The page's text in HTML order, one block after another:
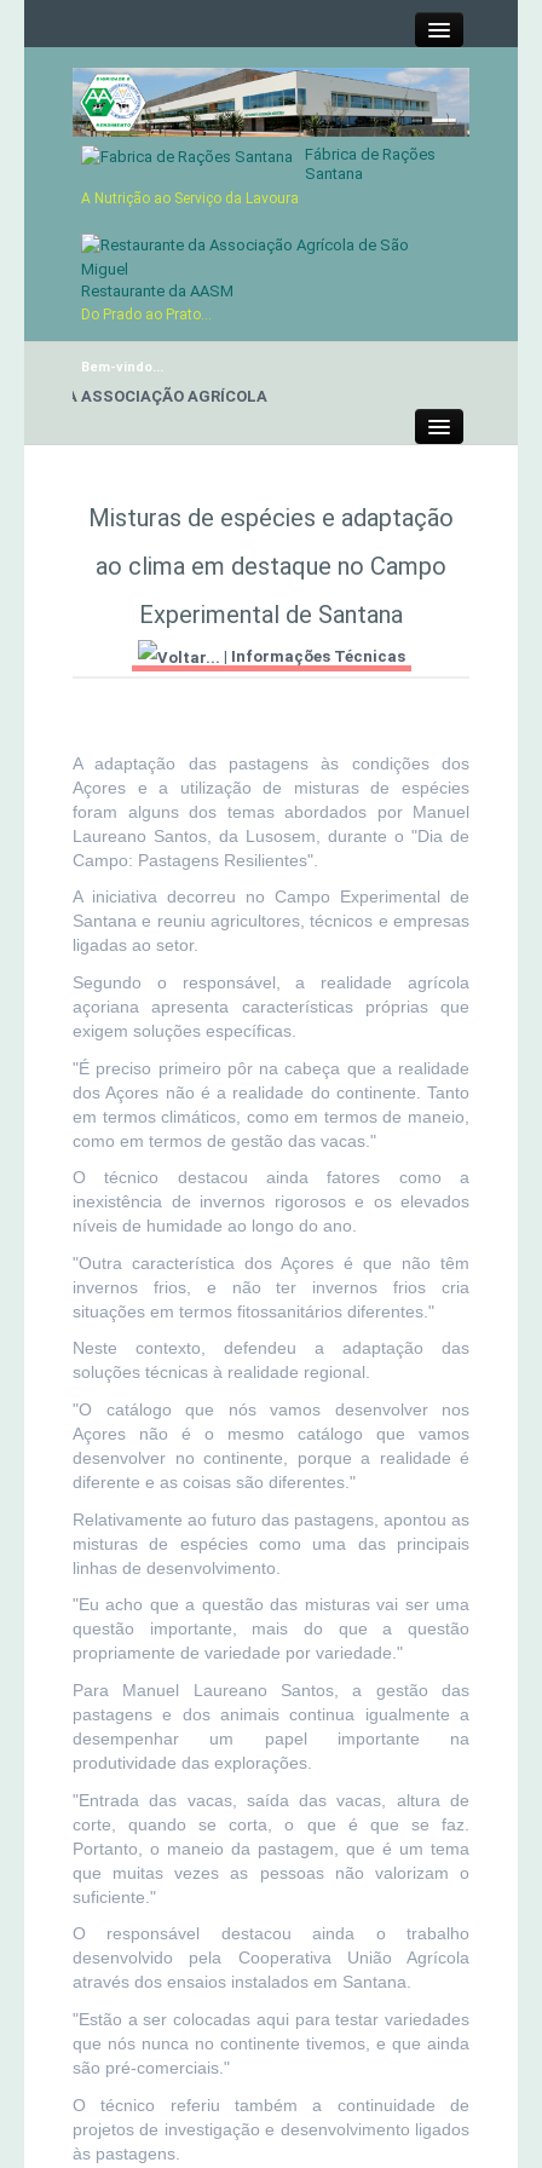
Contactos
Serviços
Concursos Micaelenses
Publicações AASM
Fábrica de Rações
Santana
A Nutrição ao Serviço da Lavoura
Restaurante da AASM
Do Prado ao Prato...
Bem-vindo...
DA ASSOCIAÇÃO AGRÍCOLA
MERCADO AGRÍCOLA DE SANTANA
Misturas de espécies e adaptação
ao clima em destaque no Campo
Experimental de Santana
| Informações Técnicas
A adaptação das pastagens às condições dos
Açores e a utilização de misturas de espécies
foram alguns dos temas abordados por Manuel
Laureano Santos, da Lusosem, durante o "Dia de
Campo: Pastagens Resilientes".
A iniciativa decorreu no Campo Experimental de
Santana e reuniu agricultores, técnicos e empresas
ligadas ao setor.
Segundo o responsável, a realidade agrícola
açoriana apresenta características próprias que
exigem soluções específicas.
"É preciso primeiro pôr na cabeça que a realidade
dos Açores não é a realidade do continente. Tanto
em termos climáticos, como em termos de maneio,
como em termos de gestão das vacas."
O técnico destacou ainda fatores como a
inexistência de invernos rigorosos e os elevados
níveis de humidade ao longo do ano.
"Outra característica dos Açores é que não têm
invernos frios, e não ter invernos frios cria
situações em termos fitossanitários diferentes."
Neste contexto, defendeu a adaptação das
soluções técnicas à realidade regional.
"O catálogo que nós vamos desenvolver nos
Açores não é o mesmo catálogo que vamos
desenvolver no continente, porque a realidade é
diferente e as coisas são diferentes."
Relativamente ao futuro das pastagens, apontou as
misturas de espécies como uma das principais
linhas de desenvolvimento.
"Eu acho que a questão das misturas vai ser uma
questão importante, mais do que a questão
propriamente de variedade por variedade."
Para Manuel Laureano Santos, a gestão das
pastagens e dos animais continua igualmente a
desempenhar um papel importante na
produtividade das explorações.
"Entrada das vacas, saída das vacas, altura de
corte, quando se corta, o que é que se faz.
Portanto, o maneio da pastagem, que é um tema
que muitas vezes as pessoas não valorizam o
suficiente."
O responsável destacou ainda o trabalho
desenvolvido pela Cooperativa União Agrícola
através dos ensaios instalados em Santana.
"Estão a ser colocadas aqui para testar variedades
que nós nunca no continente tivemos, e que ainda
são pré-comerciais."
O técnico referiu também a continuidade de
projetos de investigação e desenvolvimento ligados
às pastagens.